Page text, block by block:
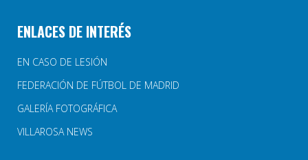
ENLACES DE INTERÉS
EN CASO DE LESIÓN
FEDERACIÓN DE FÚTBOL DE MADRID
GALERÍA FOTOGRÁFICA
VILLAROSA NEWS